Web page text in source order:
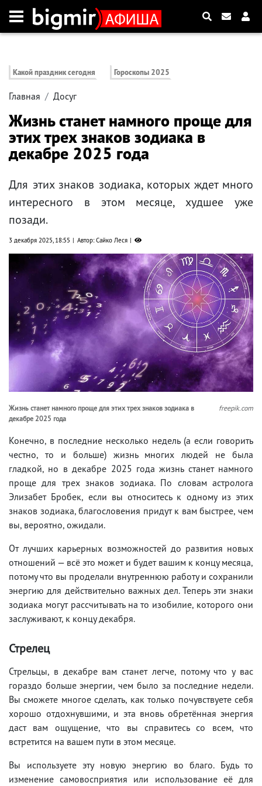
Какой праздник сегодня Гороскопы 2025
Главная Досуг
Жизнь станет намного проще для
этих трех знаков зодиака в
декабре 2025 года
Для этих знаков зодиака, которых ждет много
интересного в этом месяце, худшее уже
позади.
3 декабря 2025, 18:55 Автор: Сайко Леся
Жизнь станет намного проще для этих трех знаков зодиака в
декабре 2025 года
freepik.com
Конечно, в последние несколько недель (а если говорить
честно, то и больше) жизнь многих людей не была
гладкой, но в декабре 2025 года жизнь станет намного
проще для трех знаков зодиака. По словам астролога
Элизабет Бробек, если вы относитесь к одному из этих
знаков зодиака, благословения придут к вам быстрее, чем
вы, вероятно, ожидали.
От лучших карьерных возможностей до развития новых
отношений — всё это может и будет вашим к концу месяца,
потому что вы проделали внутреннюю работу и сохранили
энергию для действительно важных дел. Теперь эти знаки
зодиака могут рассчитывать на то изобилие, которого они
заслуживают, к концу декабря.
Стрелец
Стрельцы, в декабре вам станет легче, потому что у вас
гораздо больше энергии, чем было за последние недели.
Вы сможете многое сделать, как только почувствуете себя
хорошо отдохнувшими, и эта вновь обретённая энергия
даст вам ощущение, что вы справитесь со всем, что
встретится на вашем пути в этом месяце.
Вы используете эту новую энергию во благо. Будь то
изменение самовосприятия или использование её для